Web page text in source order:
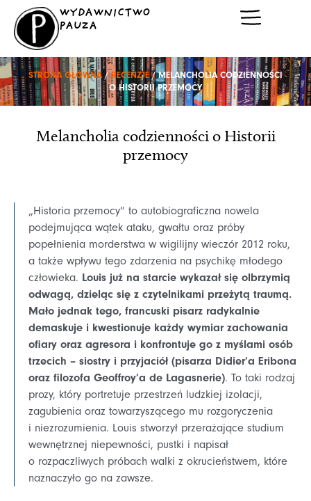
Przejdź
treści
WYDAWNICTWO
PAUZA
STRONA GŁÓWNA /RECENZJE/ MELANCHOLIA CODZIENNOŚCI
O HISTORII PRZEMOCY
Melancholia codzienności o Historii
przemocy
„Historia przemocy” to autobiograficzna nowela
podejmująca wątek ataku, gwałtu oraz próby
popełnienia morderstwa w wigilijny wieczór 2012 roku,
a także wpływu tego zdarzenia na psychikę młodego
człowieka. Louis już na starcie wykazał się olbrzymią
odwagą, dzieląc się z czytelnikami przeżytą traumą.
Mało jednak tego, francuski pisarz radykalnie
demaskuje i kwestionuje każdy wymiar zachowania
ofiary oraz agresora i konfrontuje go z myślami osób
trzecich – siostry i przyjaciół (pisarza Didier’a Eribona
oraz filozofa Geoffroy’a de Lagasnerie). To taki rodzaj
prozy, który portretuje przestrzeń ludzkiej izolacji,
zagubienia oraz towarzyszącego mu rozgoryczenia
i niezrozumienia. Louis stworzył przerażające studium
wewnętrznej niepewności, pustki i napisał
o rozpaczliwych próbach walki z okrucieństwem, które
naznaczyło go na zawsze.